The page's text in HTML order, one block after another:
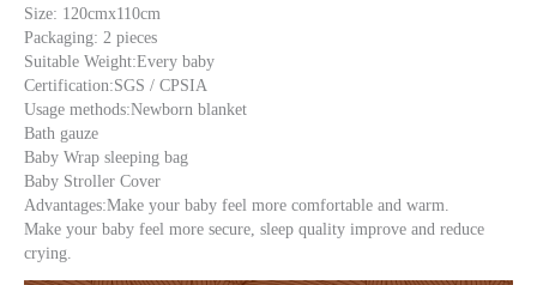
Size: 120cmx110cm
Packaging: 2 pieces
Suitable Weight:Every baby
Certification:SGS / CPSIA
Usage methods:Newborn blanket
Bath gauze
Baby Wrap sleeping bag
Baby Stroller Cover
Advantages:Make your baby feel more comfortable and warm.
Make your baby feel more secure, sleep quality improve and reduce
crying.